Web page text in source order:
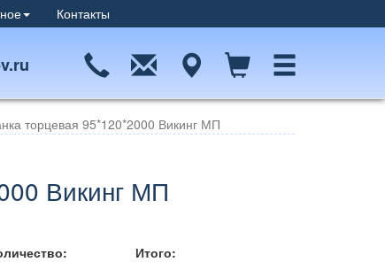
Контакты
торцевая 95*120*2000 Викинг МП
Викинг МП
Итого: